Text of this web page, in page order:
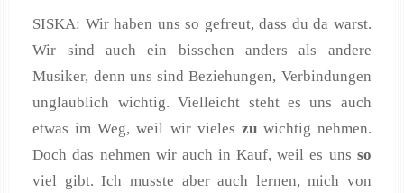
SISKA: Wir haben uns so gefreut, dass du da warst.
Wir sind auch ein bisschen anders als andere
Musiker, denn uns sind Beziehungen, Verbindungen
unglaublich wichtig. Vielleicht steht es uns auch
etwas im Weg, weil wir vieles zuwichtig nehmen.
Doch das nehmen wir auch in Kauf, weil es uns so
viel gibt. Ich musste aber auch lernen, mich von